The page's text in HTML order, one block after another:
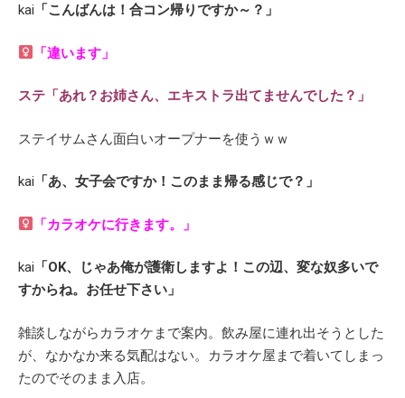
kai 「こんばんは！合コン帰りですか～？」
「違います」
ステ 「あれ？お姉さん、エキストラ出てませんでした？」
ステイサムさん面白いオープナーを使うｗｗ
kai 「あ、女子会ですか！このまま帰る感じで？」
「カラオケに行きます。」
kai 「OK、じゃあ俺が護衛しますよ！この辺、変な奴多いで
すからね。お任せ下さい」
雑談しながらカラオケまで案内。飲み屋に連れ出そうとした
が、なかなか来る気配はない。カラオケ屋まで着いてしまっ
たのでそのまま入店。